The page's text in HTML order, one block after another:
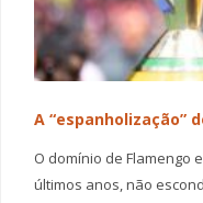
A “espanholização”
O domínio de Flamengo
últimos anos, não